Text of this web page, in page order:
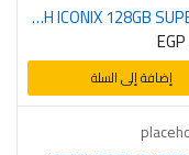
FLASH ICONIX 128GB SUPER MINI
EGP
إضافة إلى السلة